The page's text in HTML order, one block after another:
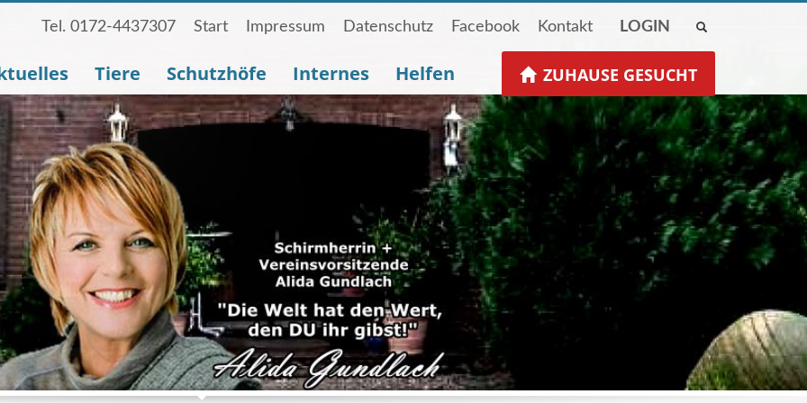
Tel. 0172-4437307 Start Impressum Datenschutz Facebook Kontakt LOGIN
Tiere Schutzhöfe Internes Helfen ZUHAUSE GESUCHT